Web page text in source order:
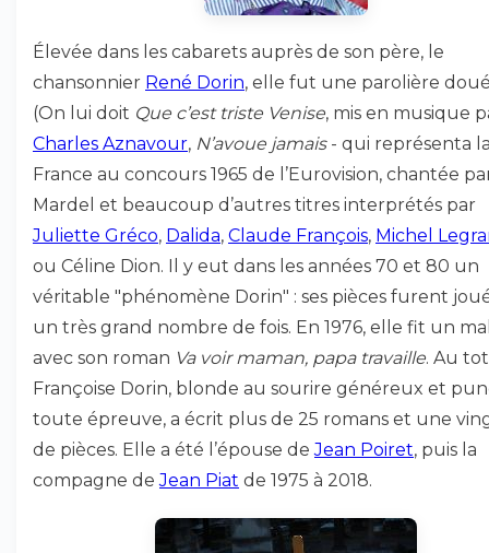
Élevée dans les cabarets auprès de son père, le
chansonnier René Dorin, elle fut une parolière
(On lui doit Que c’est triste Venise, mis en musique
Charles Aznavour, N’avoue jamais- qui représenta
France au concours 1965 de l’Eurovision, chantée
Mardel et beaucoup d’autres titres interprétés par
Juliette Gréco, Dalida, Claude François, Michel
ou Céline Dion. Il y eut dans les années 70 et 80 un
véritable "phénomène Dorin" : ses pièces furent
un très grand nombre de fois. En 1976, elle fit un
avec son roman Va voir maman, papa travaille. Au
Françoise Dorin, blonde au sourire généreux et
toute épreuve, a écrit plus de 25 romans et une
de pièces. Elle a été l’épouse deJean Poiret, puis la
compagne deJean Piat de 1975 à 2018.